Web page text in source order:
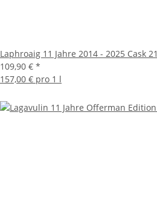
Laphroaig 11 Jahre 2014 - 2025 Cask
109,90 € *
157,00 € pro 1 l